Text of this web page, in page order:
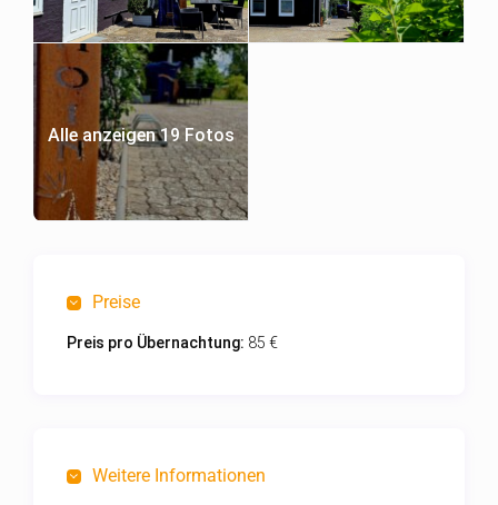
Alle anzeigen 19 Fotos
Preise
Preis pro Übernachtung: 85 €
Weitere Informationen